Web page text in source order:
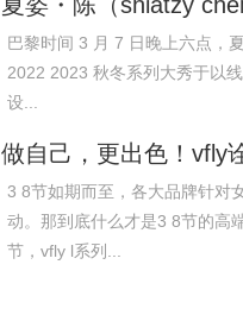
冬系列
巴黎时间 3 月 7 日晚上六点，
2022 2023 秋冬系列大秀于以
设...
做自己，更出色！vfly
美
3 8节如期而至，各大品牌针对
动。那到底什么才是3 8节的高
节，vfly l系列...